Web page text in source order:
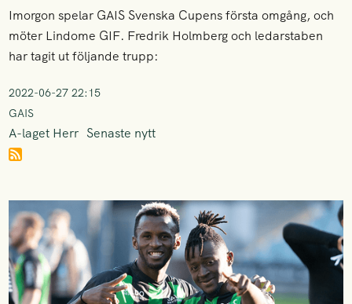
Imorgon spelar GAIS Svenska Cupens första omgång, och
möter Lindome GIF. Fredrik Holmberg och ledarstaben
har tagit ut följande trupp:
2022-06-27 22:15
GAIS
A-laget Herr Senaste nytt